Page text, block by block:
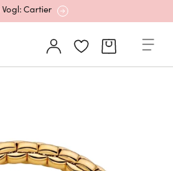
Vogl: Cartier
Uhren von Cartier